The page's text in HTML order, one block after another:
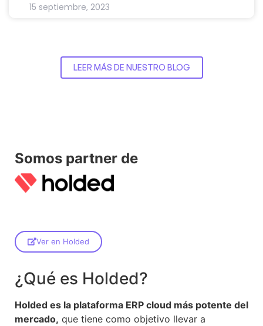
15 septiembre, 2023
LEER MÁS DE NUESTRO BLOG
Somos partner de
Ver en Holded
¿Qué es Holded?
Holded es la plataforma ERP cloud más potente del
mercado, que tiene como objetivo llevar a